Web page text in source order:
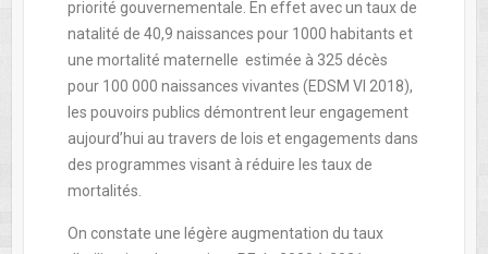
priorité gouvernementale. En effet avec un taux de
natalité de 40,9 naissances pour 1000 habitants et
une mortalité maternelle estimée à 325 décès
pour 100 000 naissances vivantes (EDSM VI 2018),
les pouvoirs publics démontrent leur engagement
aujourd’hui au travers de lois et engagements dans
des programmes visant à réduire les taux de
mortalités.
On constate une légère augmentation du taux